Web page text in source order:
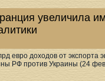
увеличила
евро доходов от экспорта
РФ против Украины (24